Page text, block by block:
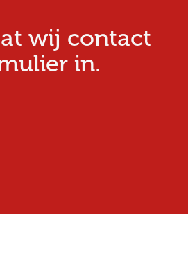
wij contact
in.